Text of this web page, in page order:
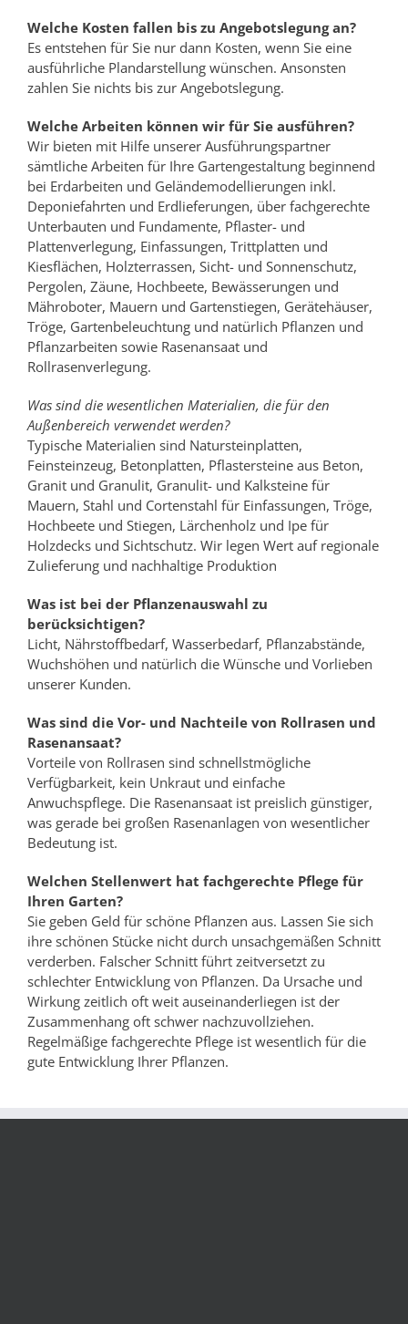
Welche Kosten fallen bis zu Angebotslegung an?
Es entstehen für Sie nur dann Kosten, wenn Sie eine
ausführliche Plandarstellung wünschen. Ansonsten
zahlen Sie nichts bis zur Angebotslegung.
Welche Arbeiten können wir für Sie ausführen?
Wir bieten mit Hilfe unserer Ausführungspartner
sämtliche Arbeiten für Ihre Gartengestaltung beginnend
bei Erdarbeiten und Geländemodellierungen inkl.
Deponiefahrten und Erdlieferungen, über fachgerechte
Unterbauten und Fundamente, Pflaster- und
Plattenverlegung, Einfassungen, Trittplatten und
Kiesflächen, Holzterrassen, Sicht- und Sonnenschutz,
Pergolen, Zäune, Hochbeete, Bewässerungen und
Mähroboter, Mauern und Gartenstiegen, Gerätehäuser,
Tröge, Gartenbeleuchtung und natürlich Pflanzen und
Pflanzarbeiten sowie Rasenansaat und
Rollrasenverlegung.
Was sind die wesentlichen Materialien, die für den
Außenbereich verwendet werden?
Typische Materialien sind Natursteinplatten,
Feinsteinzeug, Betonplatten, Pflastersteine aus Beton,
Granit und Granulit, Granulit- und Kalksteine für
Mauern, Stahl und Cortenstahl für Einfassungen, Tröge,
Hochbeete und Stiegen, Lärchenholz und Ipe für
Holzdecks und Sichtschutz. Wir legen Wert auf regionale
Zulieferung und nachhaltige Produktion
Was ist bei der Pflanzenauswahl zu
berücksichtigen?
Licht, Nährstoffbedarf, Wasserbedarf, Pflanzabstände,
Wuchshöhen und natürlich die Wünsche und Vorlieben
unserer Kunden.
Was sind die Vor- und Nachteile von Rollrasen und
Rasenansaat?
Vorteile von Rollrasen sind schnellstmögliche
Verfügbarkeit, kein Unkraut und einfache
Anwuchspflege. Die Rasenansaat ist preislich günstiger,
was gerade bei großen Rasenanlagen von wesentlicher
Bedeutung ist.
Welchen Stellenwert hat fachgerechte Pflege für
Ihren Garten?
Sie geben Geld für schöne Pflanzen aus. Lassen Sie sich
ihre schönen Stücke nicht durch unsachgemäßen Schnitt
verderben. Falscher Schnitt führt zeitversetzt zu
schlechter Entwicklung von Pflanzen. Da Ursache und
Wirkung zeitlich oft weit auseinanderliegen ist der
Zusammenhang oft schwer nachzuvollziehen.
Regelmäßige fachgerechte Pflege ist wesentlich für die
gute Entwicklung Ihrer Pflanzen.